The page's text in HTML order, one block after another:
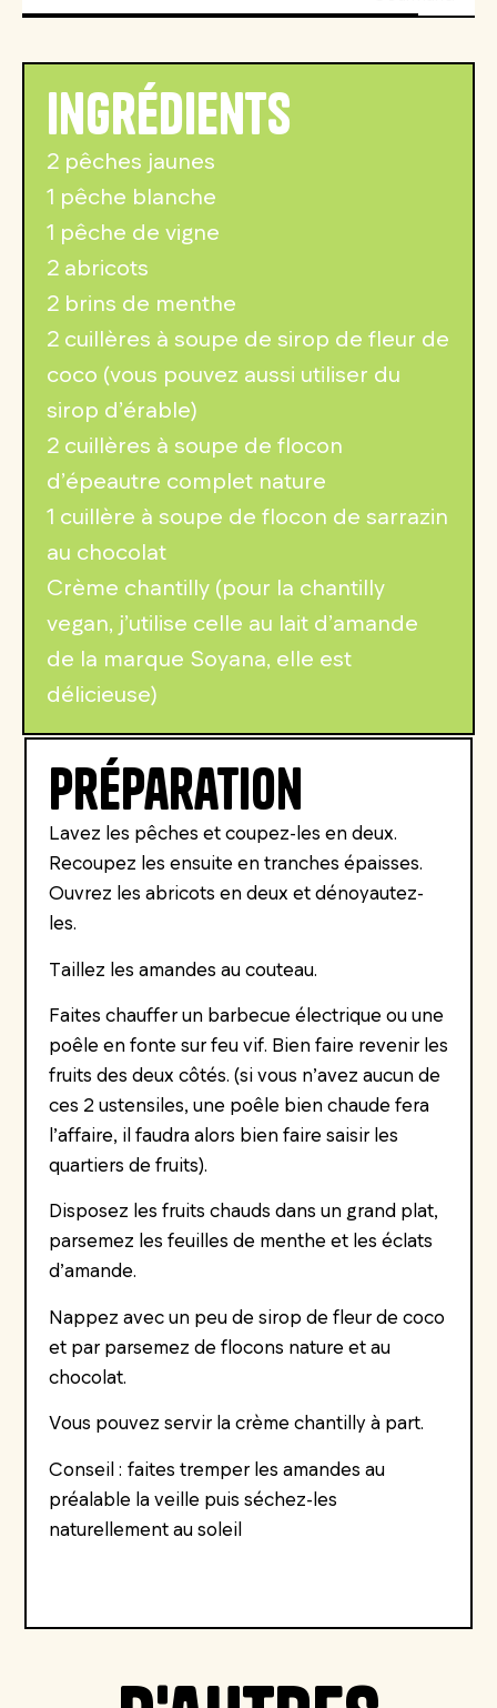
Ingrédients
2 pêches jaunes
1 pêche blanche
1 pêche de vigne
2 abricots
2 brins de menthe
2 cuillères à soupe de sirop de fleur de
coco (vous pouvez aussi utiliser du
sirop d’érable)
2 cuillères à soupe de flocon
d’épeautre complet nature
1 cuillère à soupe de flocon de sarrazin
au chocolat
Crème chantilly (pour la chantilly
vegan, j’utilise celle au lait d’amande
de la marque Soyana, elle est
délicieuse)
Préparation
Lavez les pêches et coupez-les en deux.
Recoupez les ensuite en tranches épaisses.
Ouvrez les abricots en deux et dénoyautez-
les.
Taillez les amandes au couteau.
Faites chauffer un barbecue électrique ou une
poêle en fonte sur feu vif. Bien faire revenir les
fruits des deux côtés. (si vous n’avez aucun de
ces 2 ustensiles, une poêle bien chaude fera
l’affaire, il faudra alors bien faire saisir les
quartiers de fruits).
Disposez les fruits chauds dans un grand plat,
parsemez les feuilles de menthe et les éclats
d’amande.
Nappez avec un peu de sirop de fleur de coco
et par parsemez de flocons nature et au
chocolat.
Vous pouvez servir la crème chantilly à part.
Conseil : faites tremper les amandes au
préalable la veille puis séchez-les
naturellement au soleil